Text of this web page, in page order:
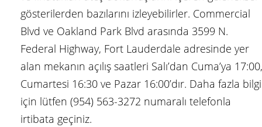
gösterilerden bazılarını izleyebilirler. Commercial
Blvd ve Oakland Park Blvd arasında 3599 N.
Federal Highway, Fort Lauderdale adresinde yer
alan mekanın açılış saatleri Salı’dan Cuma’ya 17:00,
Cumartesi 16:30 ve Pazar 16:00’dır. Daha fazla bilgi
için lütfen (954) 563-3272 numaralı telefonla
irtibata geçiniz.